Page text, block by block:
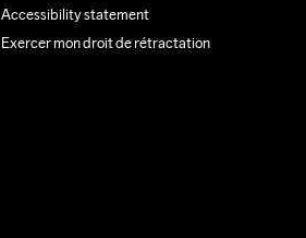
Accessibility statement
Exercer mon droit de rétractation